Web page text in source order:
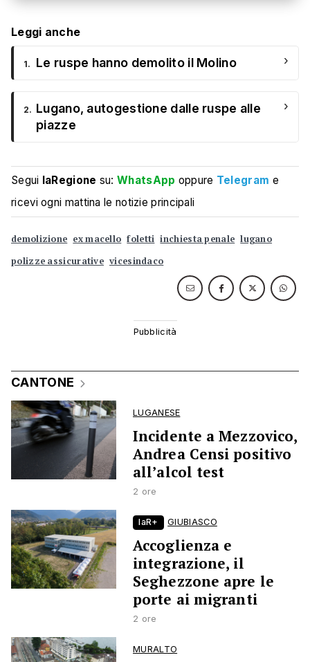
Leggi anche
1. Le ruspe hanno demolito il Molino ›
2. Lugano, autogestione dalle ruspe alle
piazze
›
Segui laRegione su:WhatsApp oppure Telegram e
ricevi ogni mattina le notizie principali
demolizione ex macello foletti inchiesta penale lugano
polizze assicurative vicesindaco
CANTONE
LUGANESE
Incidente a Mezzovico,
Andrea Censi positivo
all’alcol test
2 ore
laR+ GIUBIASCO
Accoglienza e
integrazione, il
Seghezzone apre le
porte ai migranti
2 ore
MURALTO